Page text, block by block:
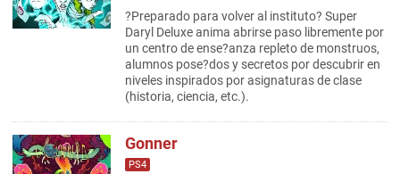
?Preparado para volver al instituto? Super
Daryl Deluxe anima abrirse paso libremente por
un centro de ense?anza repleto de monstruos,
alumnos pose?dos y secretos por descubrir en
niveles inspirados por asignaturas de clase
(historia, ciencia, etc.).
Gonner
PS4